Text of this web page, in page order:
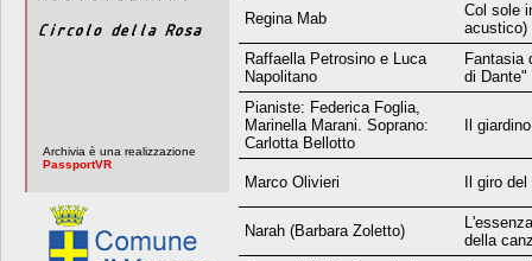
Archivia è una realizzazione
PassportVR
Regina Mab
Col sole
acustico)
Raffaella Petrosino e Luca
Napolitano
Fantasia
di
Pianiste: Federica Foglia,
Marinella Marani. Soprano:
Carlotta Bellotto
Il
Marco Olivieri Il giro
Narah (Barbara Zoletto)
della